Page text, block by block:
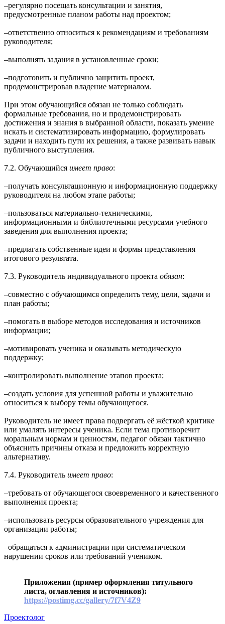
‒регулярно посещать консультации и занятия,
предусмотренные планом работы над проектом;
‒ответственно относиться к рекомендациям и требованиям
руководителя;
‒выполнять задания в установленные сроки;
‒подготовить и публично защитить проект,
продемонстрировав владение материалом.
При этом обучающийся обязан не только соблюдать
формальные требования, но и продемонстрировать
достижения и знания в выбранной области, показать умение
искать и систематизировать информацию, формулировать
задачи и находить пути их решения, а также развивать навык
публичного выступления.
7.2. Обучающийся имеет право:
‒получать консультационную и информационную поддержку
руководителя на любом этапе работы;
‒пользоваться материально-техническими,
информационными и библиотечными ресурсами учебного
заведения для выполнения проекта;
‒предлагать собственные идеи и формы представления
итогового результата.
7.3. Руководитель индивидуального проекта обязан:
‒совместно с обучающимся определить тему, цели, задачи и
план работы;
‒помогать в выборе методов исследования и источников
информации;
‒мотивировать ученика и оказывать методическую
поддержку;
‒контролировать выполнение этапов проекта;
‒создать условия для успешной работы и уважительно
относиться к выбору темы обучающегося.
Руководитель не имеет права подвергать её жёсткой критике
или умалять интересы ученика. Если тема противоречит
моральным нормам и ценностям, педагог обязан тактично
объяснить причины отказа и предложить корректную
альтернативу.
7.4. Руководитель имеет право:
‒требовать от обучающегося своевременного и качественного
выполнения проекта;
‒использовать ресурсы образовательного учреждения для
организации работы;
‒обращаться к администрации при систематическом
нарушении сроков или требований учеником.
Приложения (пример оформления титульного
листа, оглавления и источников):
https://postimg.cc/gallery/7f7V4Z9
Проектолог